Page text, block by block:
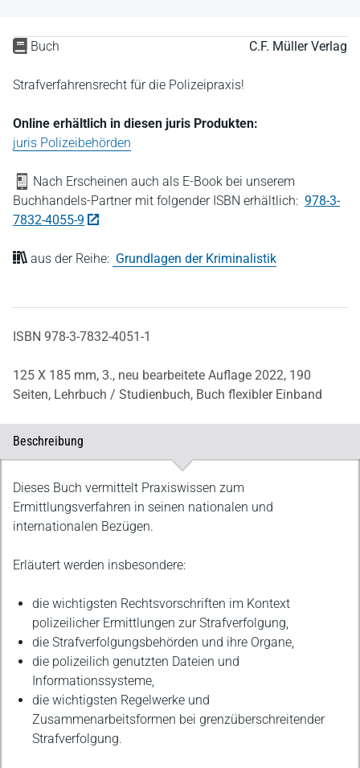
Buch C.F. Müller Verlag
Strafverfahrensrecht für die Polizeipraxis!
Online erhältlich in diesen juris Produkten:
juris Polizeibehörden
Nach Erscheinen auch als E-Book bei unserem
Buchhandels-Partner mit folgender ISBN erhältlich: 978-3-
7832-4055-9
aus der Reihe: Grundlagen der Kriminalistik
ISBN 978-3-7832-4051-1
125 X 185 mm, 3., neu bearbeitete Auflage 2022, 190
Seiten, Lehrbuch / Studienbuch, Buch flexibler Einband
Beschreibung
Beschreibung
Dieses Buch vermittelt Praxiswissen zum
Ermittlungsverfahren in seinen nationalen und
internationalen Bezügen.
Erläutert werden insbesondere:
die wichtigsten Rechtsvorschriften im Kontext
polizeilicher Ermittlungen zur Strafverfolgung,
die Strafverfolgungsbehörden und ihre Organe,
die polizeilich genutzten Dateien und
Informationssysteme,
die wichtigsten Regelwerke und
Zusammenarbeitsformen bei grenzüberschreitender
Strafverfolgung.